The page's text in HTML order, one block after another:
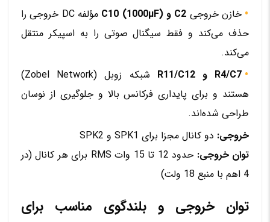
خازن خروجی C2 و C10 (1000µF)
مؤلفه DC خروجی را
حذف می‌کند و فقط سیگنال صوتی را به اسپیکر منتقل
می‌کند.
R4/C7 و R11/C12
شبکه زوبل (Zobel Network)
هستند و برای پایداری فرکانس بالا و جلوگیری از نوسان
طراحی شده‌اند.
خروجی: دو کانال مجزا برای SPK1 و SPK2
توان خروجی:
حدود 12 تا 15 وات RMS برای هر کانال (در
4 اهم با منبع 18 ولت)
توان خروجی و بلندگوی مناسب برای